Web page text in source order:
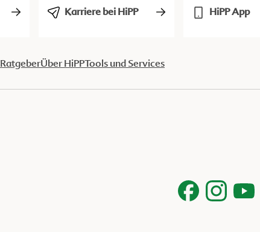
Karriere bei HiPP HiPP App
RatgeberÜber HiPPTools und Services